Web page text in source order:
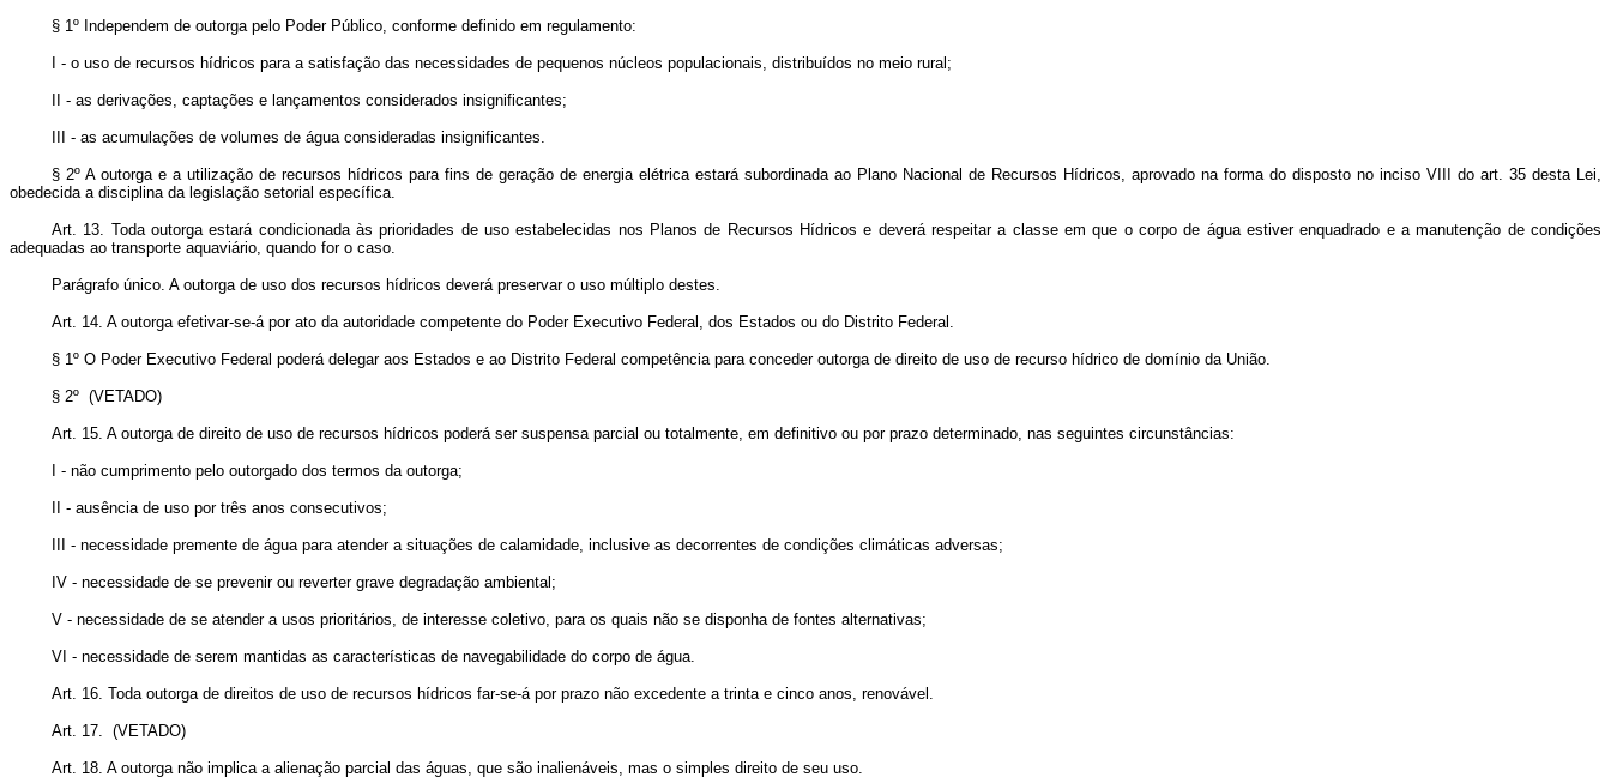
§ 1º Independem de outorga pelo Poder Público, conforme definido em regulamento:
I - o uso de recursos hídricos para a satisfação das necessidades de pequenos núcleos populacionais, distribuídos no meio rural;
II - as derivações, captações e lançamentos considerados insignificantes;
III - as acumulações de volumes de água consideradas insignificantes.
§ 2º A outorga e a utilização de recursos hídricos para fins de geração de energia elétrica estará subordinada ao Plano Nacional de Recursos Hídricos, aprovado na forma do disposto no inciso VIII do art. 35 desta Lei,
obedecida a disciplina da legislação setorial específica.
Art. 13. Toda outorga estará condicionada às prioridades de uso estabelecidas nos Planos de Recursos Hídricos e deverá respeitar a classe em que o corpo de água estiver enquadrado e a manutenção de condições
adequadas ao transporte aquaviário, quando for o caso.
Parágrafo único. A outorga de uso dos recursos hídricos deverá preservar o uso múltiplo destes.
Art. 14. A outorga efetivar-se-á por ato da autoridade competente do Poder Executivo Federal, dos Estados ou do Distrito Federal.
§ 1º O Poder Executivo Federal poderá delegar aos Estados e ao Distrito Federal competência para conceder outorga de direito de uso de recurso hídrico de domínio da União.
§ 2º (VETADO)
Art. 15. A outorga de direito de uso de recursos hídricos poderá ser suspensa parcial ou totalmente, em definitivo ou por prazo determinado, nas seguintes circunstâncias:
I - não cumprimento pelo outorgado dos termos da outorga;
II - ausência de uso por três anos consecutivos;
III - necessidade premente de água para atender a situações de calamidade, inclusive as decorrentes de condições climáticas adversas;
IV - necessidade de se prevenir ou reverter grave degradação ambiental;
V - necessidade de se atender a usos prioritários, de interesse coletivo, para os quais não se disponha de fontes alternativas;
VI - necessidade de serem mantidas as características de navegabilidade do corpo de água.
Art. 16. Toda outorga de direitos de uso de recursos hídricos far-se-á por prazo não excedente a trinta e cinco anos, renovável.
Art. 17. (VETADO)
Art. 18. A outorga não implica a alienação parcial das águas, que são inalienáveis, mas o simples direito de seu uso.